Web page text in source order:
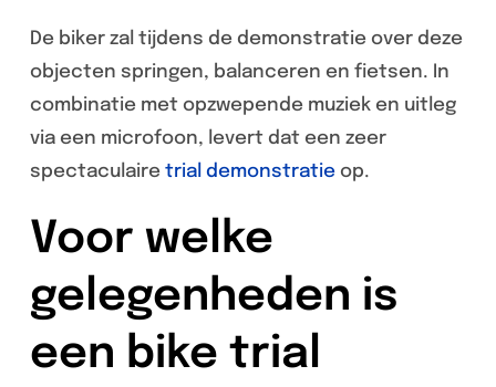
De biker zal tijdens de demonstratie over deze
objecten springen, balanceren en fietsen. In
combinatie met opzwepende muziek en uitleg
via een microfoon, levert dat een zeer
spectaculaire trial demonstratieop.
Voor welke
gelegenheden is
een bike trial